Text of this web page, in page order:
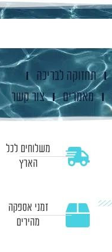
תחזוקה לבריכה
מאמרים צור קשר
משלוחים לכל
הארץ
זמני אספקה
מהירים